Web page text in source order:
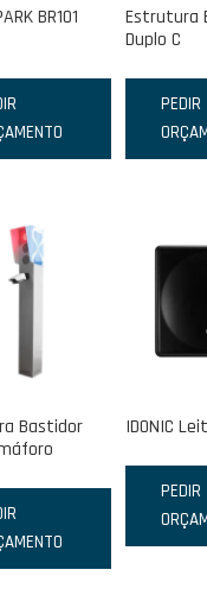
BR101
Estrutura
Duplo C
PEDIR
Bastidor
IDONIC
PEDIR